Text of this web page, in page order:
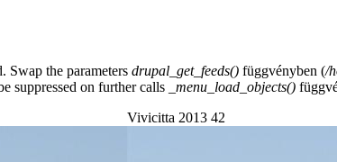
Swap the parameters drupal_get_feeds() függvényben (/
suppressed on further calls _menu_load_objects()
Vivicitta 2013 42